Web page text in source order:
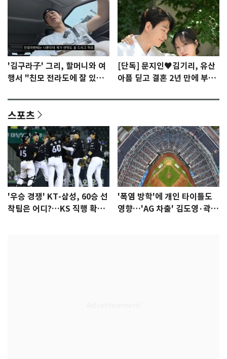
'김구라子' 그리, 할머니와 여
행서 "친모 전라도에 잘 있
[단독] 문지인♥김기리, 유산
아픔 딛고 결혼 2년 만에 부모
스포츠
'우승 경쟁' KT-삼성, 60승 선
착팀은 어디?…KS 직행 확률
'폭염 방학'에 개인 타이틀도
영향…'AG 차출' 김도영·곽빈